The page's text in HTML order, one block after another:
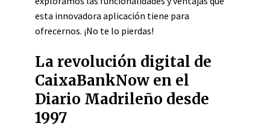
esta innovadora aplicación tiene para
ofrecernos. ¡No te lo pierdas!
La revolución digital de
CaixaBankNow en el
Diario Madrileño desde
1997